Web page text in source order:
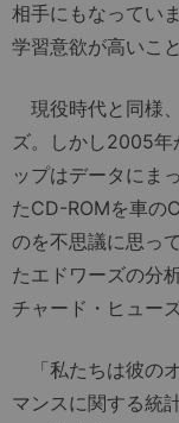
相手にもなってい
学習意欲が高いこ
現役時代と同様
ズ。しかし2005年
ップはデータにま
たCD-ROMを車の
のを不思議に思っ
たエドワーズの分
チャード・ヒュー
「私たちは彼の
マンスに関する統